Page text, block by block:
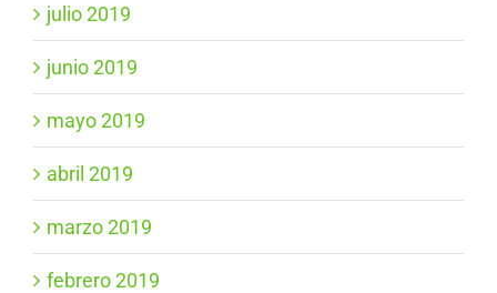
julio 2019
junio 2019
mayo 2019
abril 2019
marzo 2019
febrero 2019